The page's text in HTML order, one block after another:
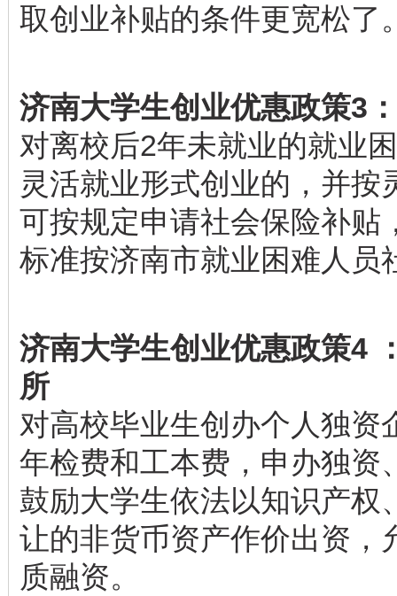
取创业补贴的条件更宽松了
济南大学生创业优惠政策3
对离校后2年未就业的就业
灵活就业形式创业的，并
可按规定申请社会保险补贴
标准按济南市就业困难人员
济南大学生创业优惠政策4
所
对高校毕业生创办个人独资
年检费和工本费，申办独资
鼓励大学生依法以知识产权
让的非货币资产作价出资，
质融资。